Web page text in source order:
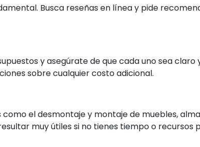
Busca reseñas en línea y pide
y asegúrate de que cada uno sea
sobre cualquier costo adicional.
el desmontaje y montaje de muebles,
muy útiles si no tienes tiempo o recursos